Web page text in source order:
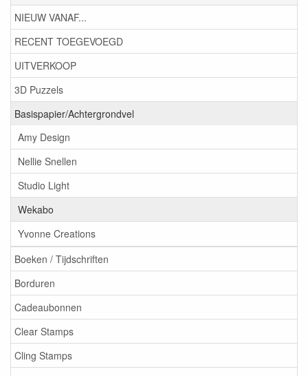
NIEUW VANAF...
RECENT TOEGEVOEGD
UITVERKOOP
3D Puzzels
Basispapier/Achtergrondvel
Amy Design
Nellie Snellen
Studio Light
Wekabo
Yvonne Creations
Boeken / Tijdschriften
Borduren
Cadeaubonnen
Clear Stamps
Cling Stamps